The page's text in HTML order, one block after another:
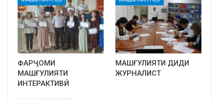
ФАРҶОМИ
МАШҒУЛИЯТИ
ИНТЕРАКТИВӢ
МАШҒУЛИЯТИ ДИДИ
ЖУРНАЛИСТ